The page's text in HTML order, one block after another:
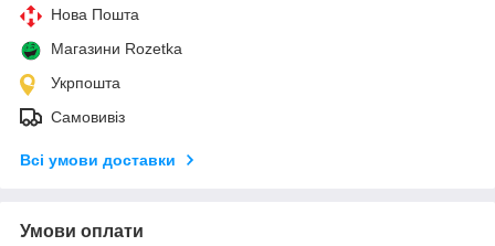
Нова Пошта
Магазини Rozetka
Укрпошта
Самовивіз
Всі умови доставки
Умови оплати